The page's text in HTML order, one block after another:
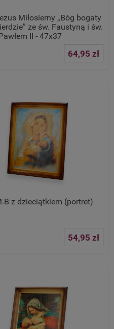
Miłosierny „Bóg bogaty
ze św. Faustyną i św.
II - 47x37
64,95 zł
z dzieciątkiem (portret)
54,95 zł